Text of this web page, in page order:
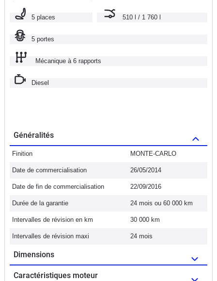
5 places 510 l / 1 760 l
5 portes
Mécanique à 6 rapports
Diesel
Généralités
Finition MONTE-CARLO
Date de commercialisation 26/05/2014
Date de fin de commercialisation 22/09/2016
Durée de la garantie 24 mois ou 60 000 km
Intervalles de révision en km 30 000 km
Intervalles de révision maxi 24 mois
Dimensions
Caractéristiques moteur